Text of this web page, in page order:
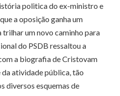
politica do ex-ministro e
a oposição ganha um
um novo caminho para
do PSDB ressaltou a
a biografia de Cristovam
atividade pública, tão
diversos esquemas de